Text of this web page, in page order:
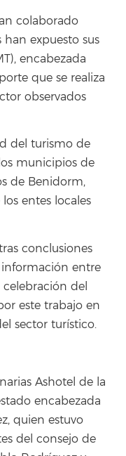
colaborado
han expuesto sus
encabezada
que se realiza
observados
del turismo de
municipios de
de Benidorm,
entes locales
conclusiones
entre
del
este trabajo en
sector turístico.
Ashotel de la
encabezada
quien estuvo
del consejo de